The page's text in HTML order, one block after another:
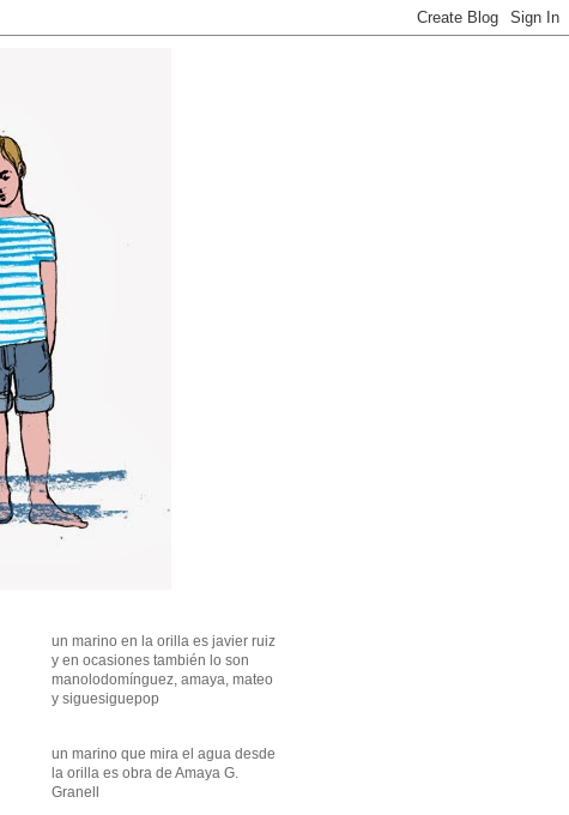
un marino en la orilla es javier ruiz
y en ocasiones también lo son
manolodomínguez, amaya, mateo
y siguesiguepop
un marino que mira el agua desde
la orilla es obra de Amaya G.
Granell